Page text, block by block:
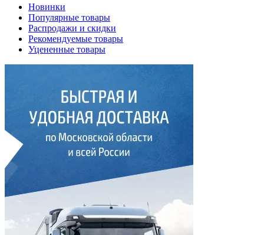
Новинки
Популярные товары
Распродажи и скидки
Рекомендуемые товары
Уцененные товары